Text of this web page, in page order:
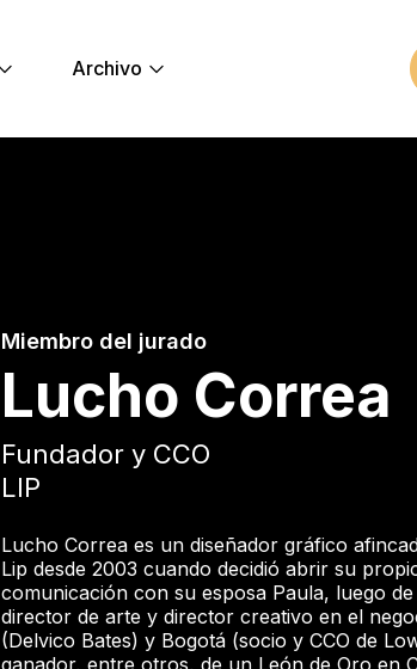
Archivo
Miembro del jurado
Lucho Correa
Fundador y CCO
LIP
Lucho Correa es un diseñador gráfico
Lip desde 2003 cuando decidió abrir su
comunicación con su esposa Paula, luego
director de arte y director creativo en el
(Delvico Bates) y Bogotá (socio y CCO de